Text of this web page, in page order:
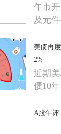
午市
及元
美债再
2%
近期
债10
A股午评